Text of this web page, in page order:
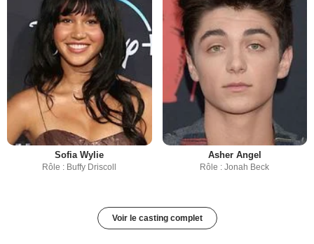
Sofia Wylie
Rôle : Buffy Driscoll
Asher Angel
Rôle : Jonah Beck
Voir le casting complet